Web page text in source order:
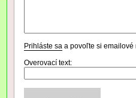
Prihláste sa a povoľte si emailové
Overovací text: